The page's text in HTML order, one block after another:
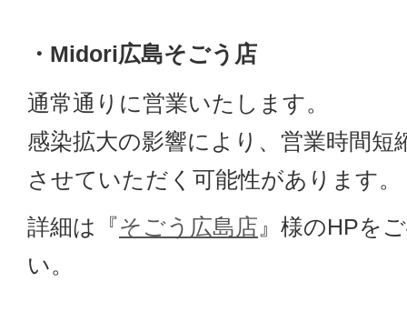
・Midori広島そごう店
通常通りに営業いたします。
感染拡大の影響により、営業時間短
させていただく可能性があります。
詳細は『そごう広島店 』様のHPを
い。